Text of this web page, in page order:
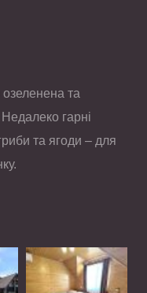
та
гарні
та ягоди – для